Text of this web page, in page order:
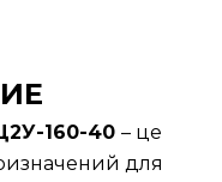
160-40 – це
для